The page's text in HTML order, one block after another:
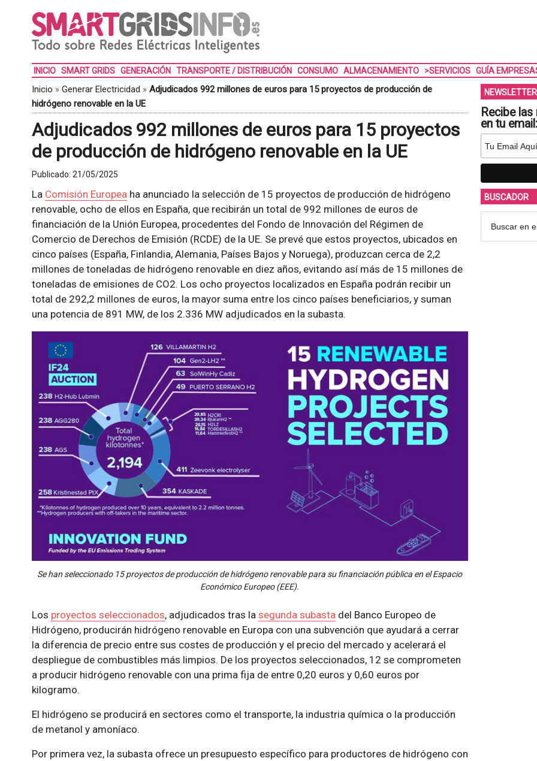
INICIO SMART GRIDS GENERACIÓN TRANSPORTE / DISTRIBUCIÓN CONSUMO ALMACENAMIENTO >SERVICIOS GUÍA
Inicio » Generar Electricidad » Adjudicados 992 millones de euros para 15 proyectos de producción de
hidrógeno renovable en la UE
Adjudicados 992 millones de euros para 15 proyectos
de producción de hidrógeno renovable en la UE
Publicado: 21/05/2025
La Comisión Europeaha anunciado la selección de 15 proyectos de producción de hidrógeno
renovable, ocho de ellos en España, que recibirán un total de 992 millones de euros de
financiación de la Unión Europea, procedentes del Fondo de Innovación del Régimen de
Comercio de Derechos de Emisión (RCDE) de la UE. Se prevé que estos proyectos, ubicados en
cinco países (España, Finlandia, Alemania, Países Bajos y Noruega), produzcan cerca de 2,2
millones de toneladas de hidrógeno renovable en diez años, evitando así más de 15 millones de
toneladas de emisiones de CO2. Los ocho proyectos localizados en España podrán recibir un
total de 292,2 millones de euros, la mayor suma entre los cinco países beneficiarios, y suman
una potencia de 891 MW, de los 2.336 MW adjudicados en la subasta.
Se han seleccionado 15 proyectos de producción de hidrógeno renovable para su financiación pública en el Espacio
Económico Europeo (EEE).
Los proyectos seleccionados, adjudicados tras la segunda subastadel Banco Europeo de
Hidrógeno, producirán hidrógeno renovable en Europa con una subvención que ayudará a cerrar
la diferencia de precio entre sus costes de producción y el precio del mercado y acelerará el
despliegue de combustibles más limpios. De los proyectos seleccionados, 12 se comprometen
a producir hidrógeno renovable con una prima fija de entre 0,20 euros y 0,60 euros por
kilogramo.
El hidrógeno se producirá en sectores como el transporte, la industria química o la producción
de metanol y amoníaco.
Por primera vez, la subasta ofrece un presupuesto específico para productores de hidrógeno con
NEWSLETTER
Recibe
en tu email:
BUSCADOR